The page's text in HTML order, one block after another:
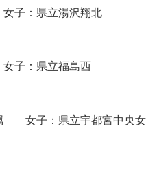
：県立湯沢翔北
：県立福島西
女子：県立宇都宮中央女